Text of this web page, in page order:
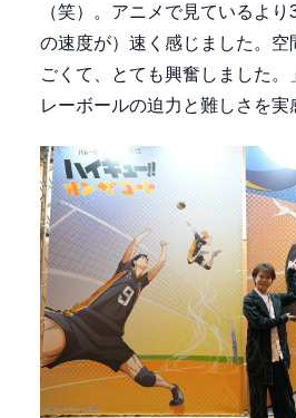
（笑）。アニメで見ているよ
の速度が）速く感じました。空
ごくて、とても興奮しました
レーボールの迫力と難しさを実